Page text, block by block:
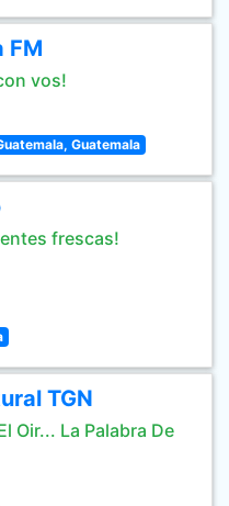
FM
vos!
Guatemala
frescas!
TGN
Oir... La Palabra De